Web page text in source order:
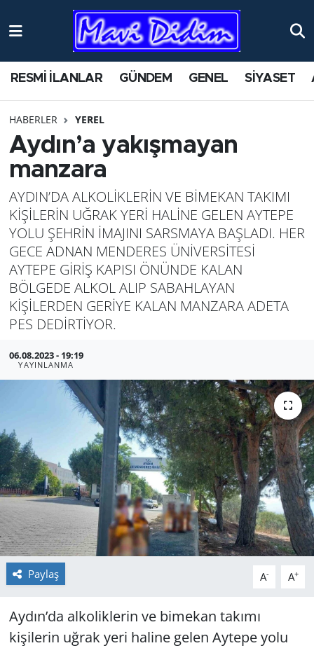
RESMİ İLANLAR GÜNDEM GENEL SİYASET
HABERLER YEREL
Aydın’a yakışmayan
manzara
AYDIN’DA ALKOLİKLERİN VE BİMEKAN TAKIMI
KİŞİLERİN UĞRAK YERİ HALİNE GELEN AYTEPE
YOLU ŞEHRİN İMAJINI SARSMAYA BAŞLADI. HER
GECE ADNAN MENDERES ÜNİVERSİTESİ
AYTEPE GİRİŞ KAPISI ÖNÜNDE KALAN
BÖLGEDE ALKOL ALIP SABAHLAYAN
KİŞİLERDEN GERİYE KALAN MANZARA ADETA
PES DEDİRTİYOR.
06.08.2023 - 19:19
YAYINLANMA
Paylaş A- A+
Aydın’da alkoliklerin ve bimekan takımı
kişilerin uğrak yeri haline gelen Aytepe yolu
ANTİK YERLER
AYDIN
BİLİM VE TEKNOLOJİ
ÇEVRE
EĞİTİM
EKONOMİ
GENEL
KÜLTÜR SANAT
MAGAZİN
POLİTİKA
RESMİ İLANLAR
SAĞLIK
SİYASET
SPOR
Nöbetçi Eczaneler
Namaz Vakitleri
Trafik Durumu
Süper Lig Puan Durumu ve Fikstür
Tüm Manşetler
Son Dakika Haberleri
Haber Arşivi